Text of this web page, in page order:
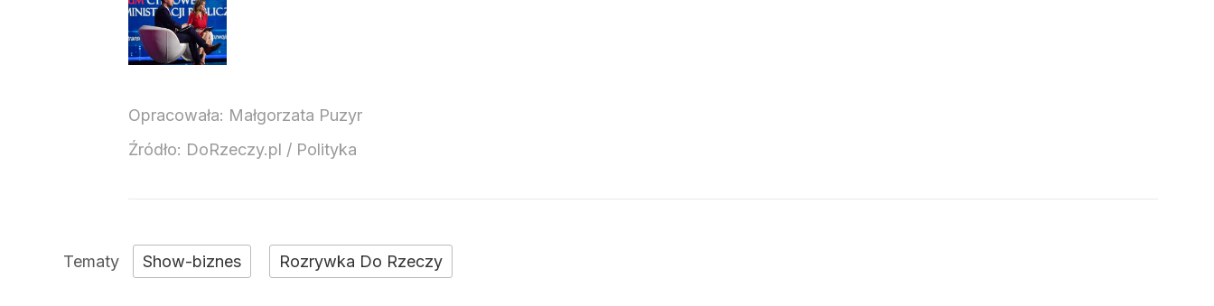
Opracowała: Małgorzata Puzyr
Źródło: DoRzeczy.pl / Polityka
Show-biznes Rozrywka Do Rzeczy